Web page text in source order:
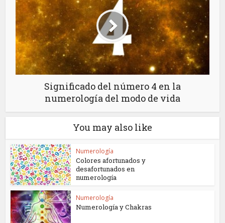
Significado del número 4 en la
numerología del modo de vida
You may also like
Numerología
Colores afortunados y
desafortunados en
numerología
Numerología
Numerología y Chakras